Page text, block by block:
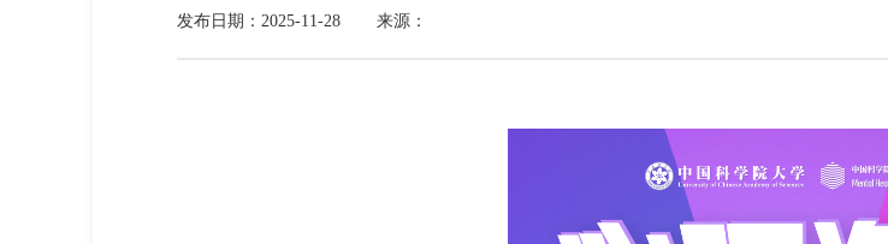
发布日期：2025-11-28 来源：